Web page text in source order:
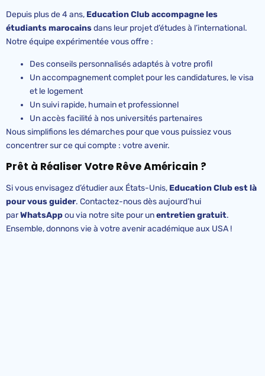
Depuis plus de 4 ans, EducationClub accompagne les
étudiants marocainsdans leur projet d’études à l’international.
Notre équipe expérimentée vous offre :
Des conseils personnalisés adaptés à votre profil
Un accompagnement complet pour les candidatures, le visa
et le logement
Un suivi rapide, humain et professionnel
Un accès facilité à nos universités partenaires
Nous simplifions les démarches pour que vous puissiez vous
concentrer sur ce qui compte : votre avenir.
Prêt à Réaliser Votre Rêve Américain ?
Si vous envisagez d’étudier aux États-Unis, EducationClub est là
pour vous guider. Contactez-nous dès aujourd’hui
parWhatsAppou via notre site pour unentretien gratuit.
Ensemble, donnons vie à votre avenir académique aux USA !